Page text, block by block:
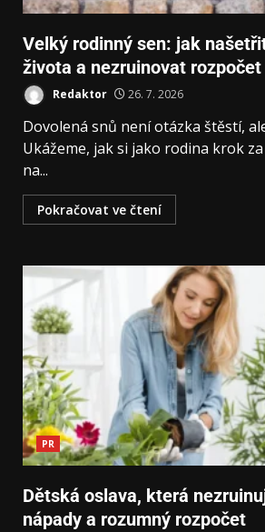
Velký rodinný sen: jak
života a nezruinovat rozpočet
Redaktor 26. 7. 2026
Dovolená snů není otázka štěstí,
Ukážeme, jak si jako rodina krok
na...
Pokračovat ve čtení
PR
Dětská oslava, která
nápady a rozumný rozpočet